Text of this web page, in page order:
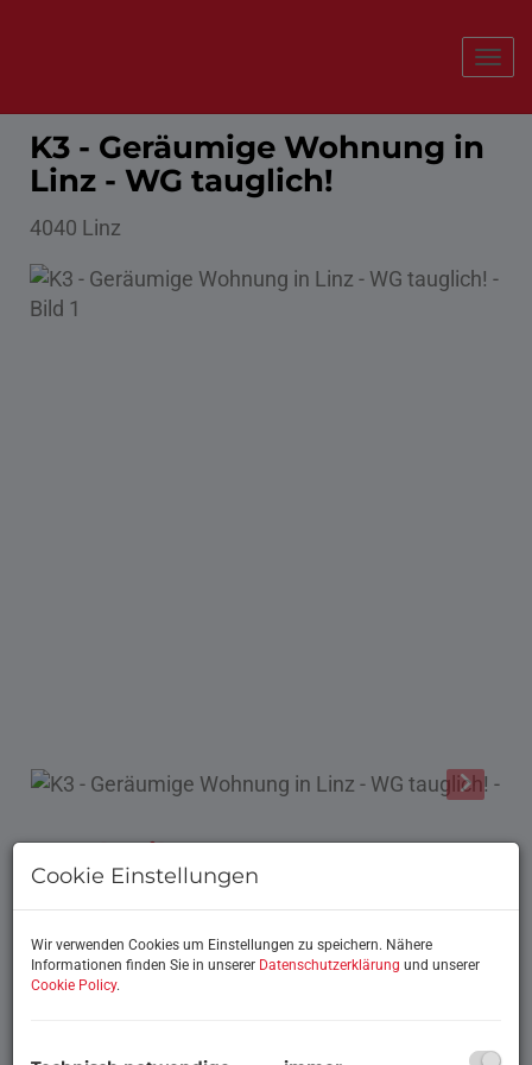
K3 - Geräumige Wohnung in
Linz - WG tauglich!
4040 Linz
Beschreibung
Willkommen in Ihrem neuen Zuhause in der
charmanten Stadt Linz.
Genießen Sie den herrlichen Stadtblick, der sich
Cookie Einstellungen
Wir verwenden Cookies um Einstellungen zu speichern. Nähere
Informationen finden Sie in unserer Datenschutzerklärung und unserer
Cookie Policy.